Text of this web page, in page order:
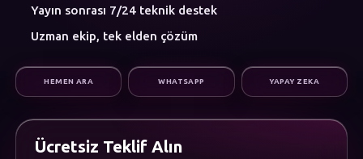
Web Yazılım
Mobil Uygulama
Dijital Pazarlama
Hakkımızda
Kariyer
Yayın sonrası 7/24 teknik destek
Uzman ekip, tek elden çözüm
HEMEN ARA WHATSAPP YAPAY ZEKA
Ücretsiz Teklif Alın